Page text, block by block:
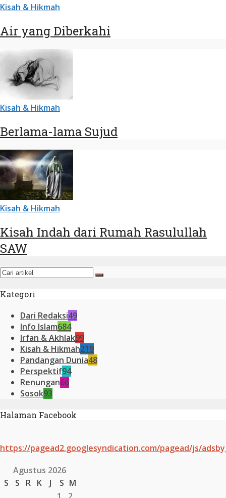
Kisah & Hikmah
Air yang Diberkahi
Kisah & Hikmah
Berlama-lama Sujud
Kisah & Hikmah
Kisah Indah dari Rumah Rasulullah
SAW
Kategori
Dari Redaksi49
Info Islam684
Irfan & Akhlak99
Kisah & Hikmah219
Pandangan Dunia48
Perspektif94
Renungan66
Sosok93
Halaman Facebook
https://pagead2.googlesyndication.com/pagead/js/
Agustus 2026
S
S R K J S M